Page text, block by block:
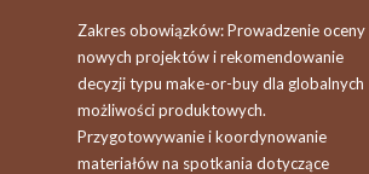
Zakres obowiązków: Prowadzenie oceny
nowych projektów i rekomendowanie
decyzji typu make-or-buy dla globalnych
możliwości produktowych.
Przygotowywanie i koordynowanie
materiałów na spotkania dotyczące